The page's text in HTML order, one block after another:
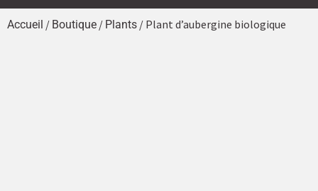
Accueil / Boutique / Plants / Plant d’aubergine biologique